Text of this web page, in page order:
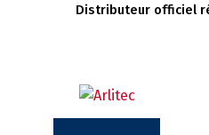
Distributeur officiel